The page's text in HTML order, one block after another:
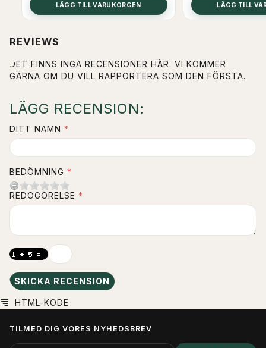
LÄGG TILL VARUKORGEN LÄGG TILL
REVIEWS
DET FINNS INGA RECENSIONER HÄR. VI KOMMER
GÄRNA OM DU VILL RAPPORTERA SOM DEN FÖRSTA.
LÄGG RECENSION:
DITT NAMN
BEDÖMNING
REDOGÖRELSE
SKICKA RECENSION
HTML-KODE
TILMED DIG VORES NYHEDSBREV